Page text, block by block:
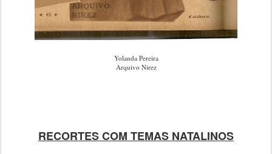
Yolanda Pereira
Arquivo Nirez
RECORTES COM TEMAS NATALINOS